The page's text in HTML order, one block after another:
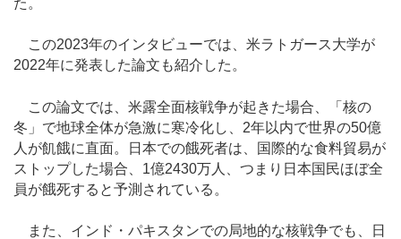
た。
この2023年のインタビューでは、米ラトガース大学が
2022年に発表した論文も紹介した。
この論文では、米露全面核戦争が起きた場合、「核の
冬」で地球全体が急激に寒冷化し、2年以内で世界の50億
人が飢餓に直面。日本での餓死者は、国際的な食料貿易が
ストップした場合、1億2430万人、つまり日本国民ほぼ全
員が餓死すると予測されている。
また、インド・パキスタンでの局地的な核戦争でも、日